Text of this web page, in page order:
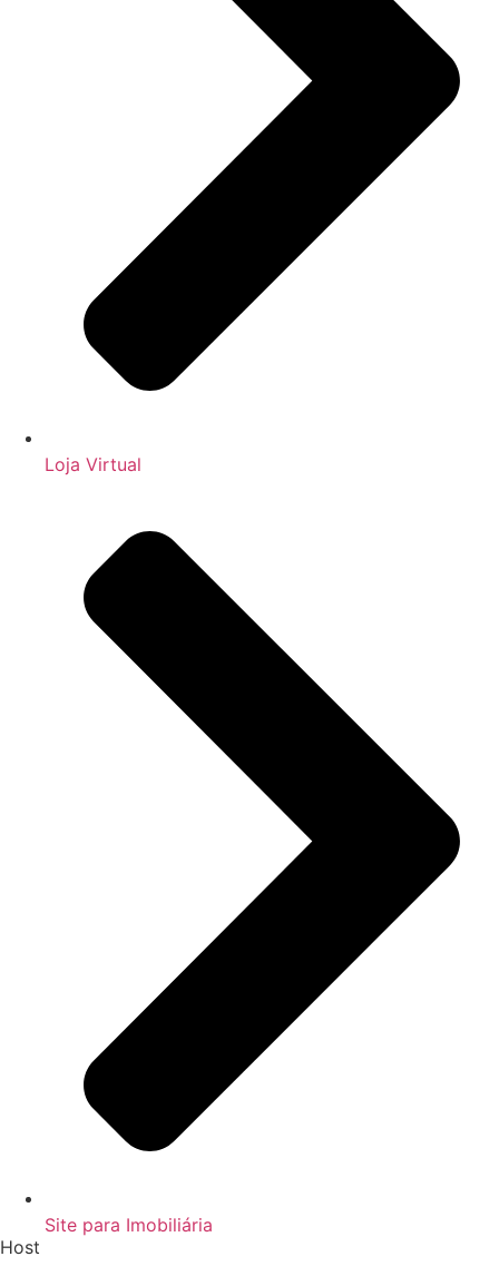
Loja Virtual
Site para Imobiliária
Host